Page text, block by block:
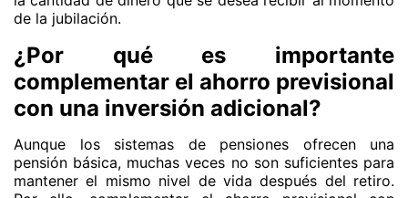
de la jubilación.
¿Por qué es importante
complementar el ahorro previsional
con una inversión adicional?
Aunque los sistemas de pensiones ofrecen una
pensión básica, muchas veces no son suficientes para
mantener el mismo nivel de vida después del retiro.